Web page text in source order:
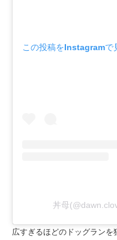
この投稿をInstagramで
丼母
広すぎるほどのドッグランを